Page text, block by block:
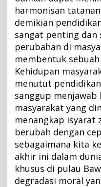
harmonisan
demikian
sangat penting dan
perubahan di
membentuk
Kehidupan
menutut
sanggup
masyarakat yang
menangkap isyarat
berubah dengan
sebagaimana kita
akhir ini dalam
khusus di pulau
degradasi moral